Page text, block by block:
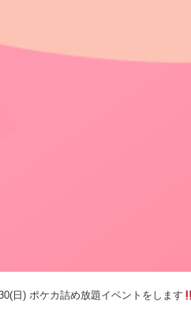
日) ポケカ詰め放題イベントをします